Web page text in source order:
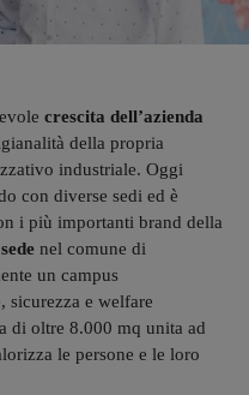
crescita dell’azienda
della propria
industriale. Oggi
con diverse sedi ed è
i più importanti brand della
nel comune di
un campus
sicurezza e welfare
di oltre 8.000 mq unita ad
le persone e le loro